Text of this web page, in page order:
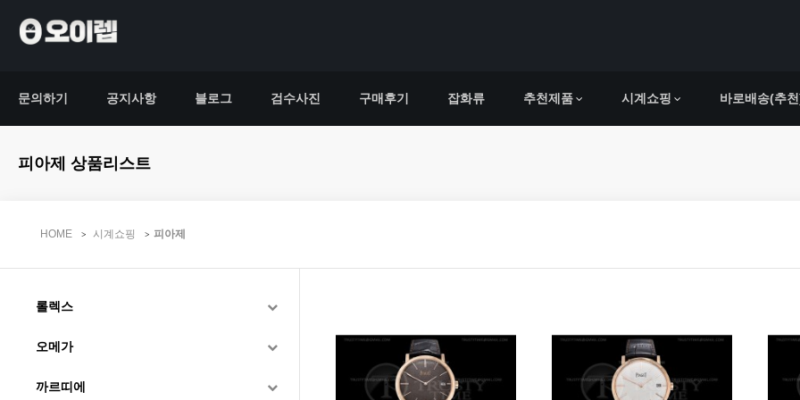
문의하기 공지사항 블로그 검수사진 구매후기 잡화류 추천제품 시계쇼핑 바로배송(추
피아제 상품리스트
HOME 시계쇼핑 피아제
롤렉스
오메가
까르띠에